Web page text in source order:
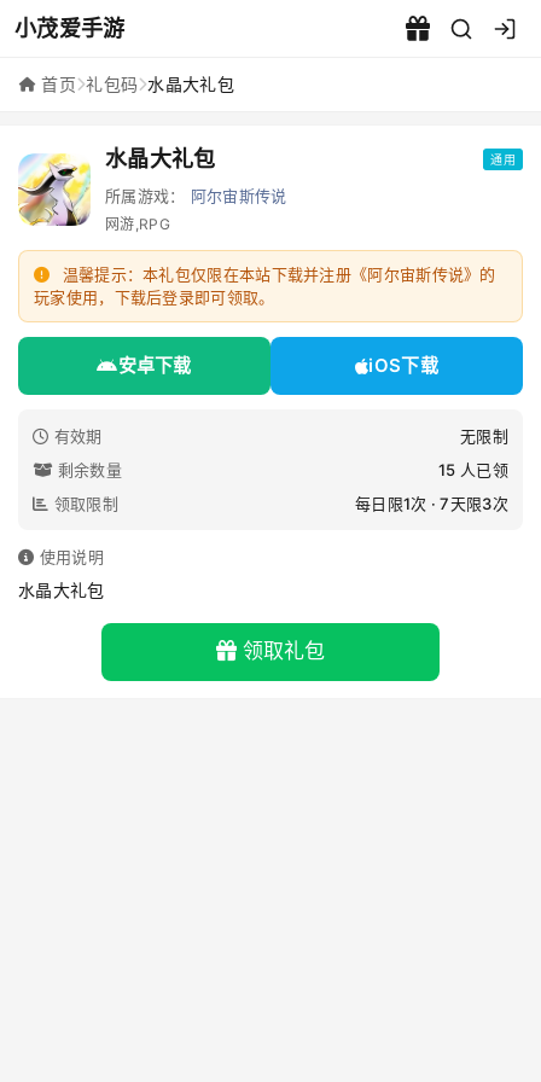
小茂爱手游
水晶大礼包 - 小茂爱手游
首页 礼包码 水晶大礼包
水晶大礼包 通用
所属游戏： 阿尔宙斯传说
网游,RPG
温馨提示：本礼包仅限在本站下载并注册《阿尔宙斯传说》的
玩家使用，下载后登录即可领取。
安卓下载 iOS下载
有效期
无限制
剩余数量
15 人已领
领取限制
每日限1次 · 7天限3次
使用说明
水晶大礼包
领取礼包